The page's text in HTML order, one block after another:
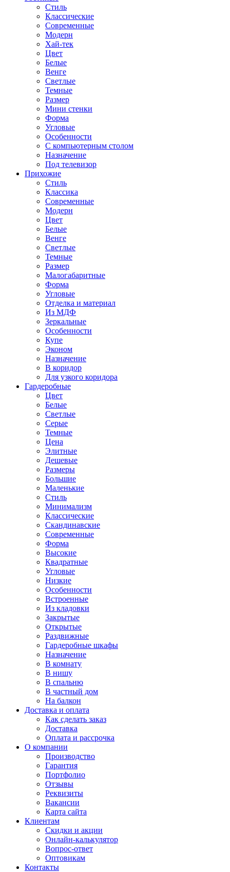
Стиль
Классические
Современные
Модерн
Хай-тек
Цвет
Белые
Венге
Светлые
Темные
Размер
Мини стенки
Форма
Угловые
Особенности
С компьютерным столом
Назначение
Под телевизор
Прихожие
Стиль
Классика
Современные
Модерн
Цвет
Белые
Венге
Светлые
Темные
Размер
Малогабаритные
Форма
Угловые
Отделка и материал
Из МДФ
Зеркальные
Особенности
Купе
Эконом
Назначение
В коридор
Для узкого коридора
Гардеробные
Цвет
Белые
Светлые
Серые
Темные
Цена
Элитные
Дешевые
Размеры
Большие
Маленькие
Стиль
Минимализм
Классические
Скандинавские
Современные
Форма
Высокие
Квадратные
Угловые
Низкие
Особенности
Встроенные
Из кладовки
Закрытые
Открытые
Раздвижные
Гардеробные шкафы
Назначение
В комнату
В нишу
В спальню
В частный дом
На балкон
Доставка и оплата
Как сделать заказ
Доставка
Оплата и рассрочка
О компании
Производство
Гарантия
Портфолио
Отзывы
Реквизиты
Вакансии
Карта сайта
Клиентам
Скидки и акции
Онлайн-калькулятор
Вопрос-ответ
Оптовикам
Контакты